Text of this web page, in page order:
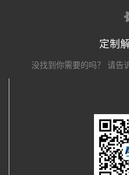
定制
没找到你需要的吗？ 请告